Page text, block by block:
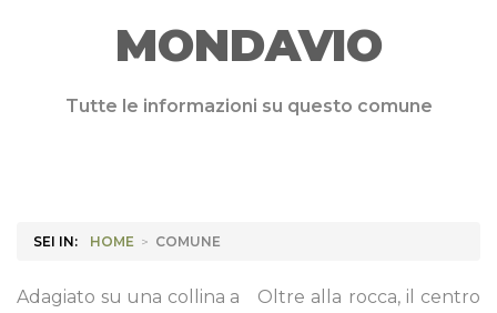
MONDAVIO
Tutte le informazioni su questo comune
SEI IN: HOME > COMUNE
Adagiato su una collina a
Oltre alla rocca, il centro